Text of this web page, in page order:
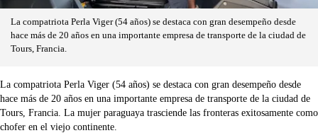
La compatriota Perla Viger (54 años) se destaca con gran desempeño desde
hace más de 20 años en una importante empresa de transporte de la ciudad de
Tours, Francia.
La compatriota Perla Viger (54 años) se destaca con gran desempeño desde
hace más de 20 años en una importante empresa de transporte de la ciudad de
Tours, Francia. La mujer paraguaya trasciende las fronteras exitosamente como
chofer en el viejo continente.